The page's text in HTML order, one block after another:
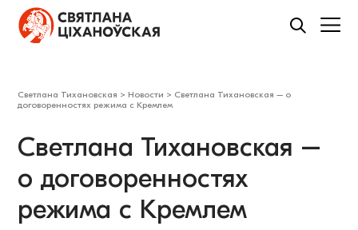
Светлана Тихановская > Новости > Светлана Тихановская – о
договоренностях режима с Кремлем
Светлана Тихановская –
о договоренностях
режима с Кремлем